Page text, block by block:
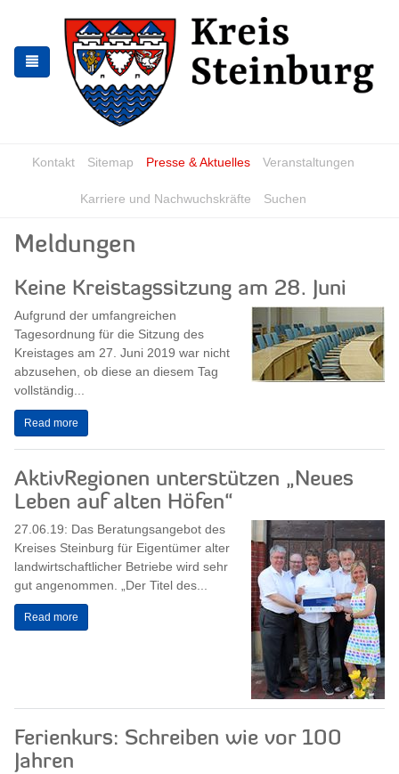
the
navigation
the
content
Kontakt Sitemap Presse & Aktuelles Veranstaltungen
Karriere und Nachwuchskräfte Suchen
Meldungen
Keine Kreistagssitzung am 28. Juni
Aufgrund der umfangreichen
Tagesordnung für die Sitzung des
Kreistages am 27. Juni 2019 war nicht
abzusehen, ob diese an diesem Tag
vollständig...
Read more
AktivRegionen unterstützen „Neues
Leben auf alten Höfen“
27.06.19: Das Beratungsangebot des
Kreises Steinburg für Eigentümer alter
landwirtschaftlicher Betriebe wird sehr
gut angenommen. „Der Titel des...
Read more
Ferienkurs: Schreiben wie vor 100
Jahren